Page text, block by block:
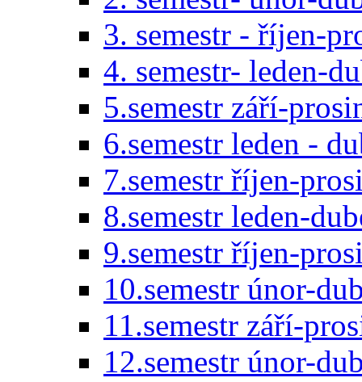
3. semestr - říjen-
4. semestr- leden-
5.semestr září-
6.semestr leden -
7.semestr říjen-
8.semestr leden-
9.semestr říjen-
10.semestr únor-
11.semestr září-
12.semestr únor-